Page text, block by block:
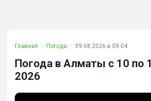
Главная Погода 09.08.2026 в 09:04
Погода в Алматы с 10 по
2026